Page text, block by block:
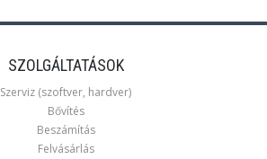
SZOLGÁLTATÁSOK
Szerviz (szoftver, hardver)
Bővítés
Beszámítás
Felvásárlás